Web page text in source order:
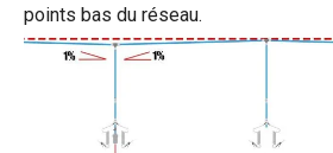
Ruban scellant en PTFE
points bas du réseau.